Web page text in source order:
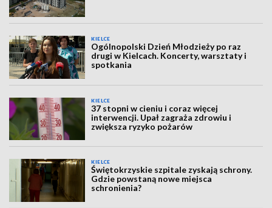
KIELCE
Ogólnopolski Dzień Młodzieży po raz
drugi w Kielcach. Koncerty, warsztaty i
spotkania
KIELCE
37 stopni w cieniu i coraz więcej
interwencji. Upał zagraża zdrowiu i
zwiększa ryzyko pożarów
KIELCE
Świętokrzyskie szpitale zyskają schrony.
Gdzie powstaną nowe miejsca
schronienia?